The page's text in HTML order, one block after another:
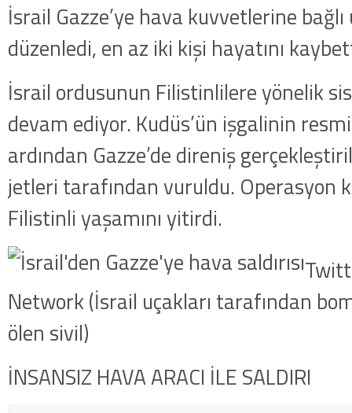
İsrail Gazze’ye hava kuvvetlerine bağlı
düzenledi, en az iki kişi hayatını
İsrail ordusunun Filistinlilere yönelik
devam ediyor. Kudüs’ün işgalinin
ardından Gazze’de direniş
jetleri tarafından vuruldu. Operasyon
Filistinli yaşamını yitirdi.
Network (İsrail uçakları tarafından
ölen sivil)
İNSANSIZ HAVA ARACI İLE SALDIRI